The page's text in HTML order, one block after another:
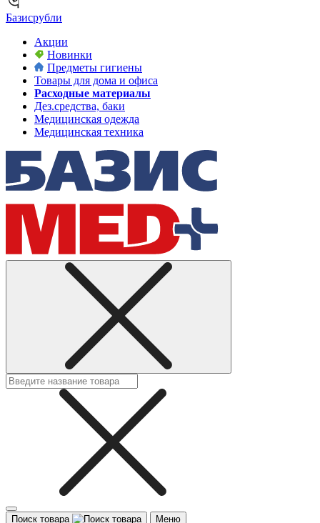
Базисрубли
Акции
Новинки
Предметы гигиены
Товары для дома и офиса
Расходные материалы
Дез.средства, баки
Медицинская одежда
Медицинская техника
Поиск товара Меню